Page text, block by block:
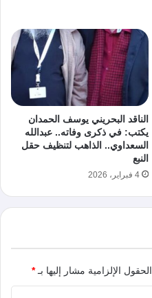
الناقد البحريني يوسف الحمدان
يكتب: في ذكرى وفاته.. عبدالله
السعداوي.. الذاهب لتنظيف حقل
النبع
4 فبراير، 2026
الحقول الإلزامية مشار إليها بـ*